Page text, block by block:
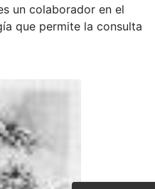
un colaborador en el
que permite la consulta